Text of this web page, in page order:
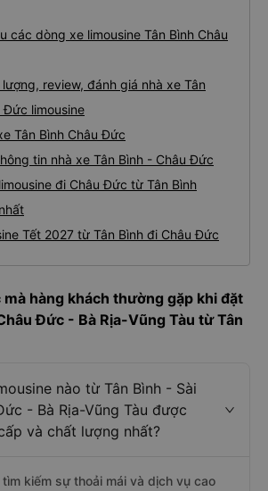
các dòng xe limousine Tân Bình Châu
lượng, review, đánh giá nhà xe Tân
Đức limousine
Tân Bình Châu Đức
tin nhà xe Tân Bình - Châu Đức
đi Châu Đức từ Tân Bình
Tết 2027 từ Tân Bình đi Châu Đức
hàng khách thường gặp khi đặt
Đức - Bà Rịa-Vũng Tàu từ Tân
nào từ Tân Bình - Sài
- Bà Rịa-Vũng Tàu được
và chất lượng nhất?
tìm kiếm sự thoải mái và dịch vụ cao